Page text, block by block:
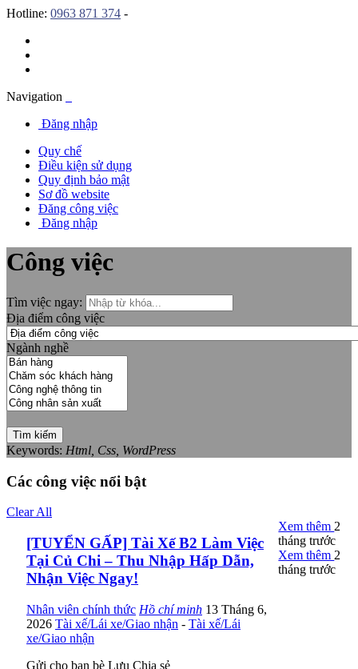
Hotline: 0963 871 374 -
Navigation
Đăng nhập
Quy chế
Điều kiện sử dụng
Quy định bảo mật
Sơ đồ website
Đăng công việc
Đăng nhập
Công việc
Tìm việc ngay:
Địa điểm công việc
Ngành nghề
Tìm kiếm
Keywords: Html, Css, WordPress
Các công việc nổi bật
Clear All
[TUYỂN GẤP] Tài Xế B2 Làm Việc
Tại Củ Chi – Thu Nhập Hấp Dẫn,
Nhận Việc Ngay!
Nhân viên chính thức Hồ chí minh 13 Tháng 6,
2026 Tài xế/Lái xe/Giao nhận - Tài xế/Lái
xe/Giao nhận
Gửi cho bạn bè Lưu Chia sẻ
Xem thêm 2
tháng trước
Xem thêm 2
tháng trước